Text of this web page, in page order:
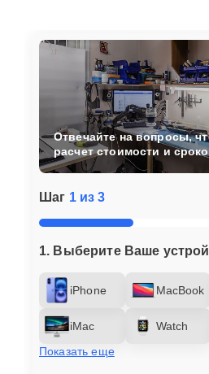
Шаг 1 из 3
1. Выберите Ваше
iPhone MacBook
iMac Watch
Показать еще
Отвечайте на вопросы,
расчет стоимости и